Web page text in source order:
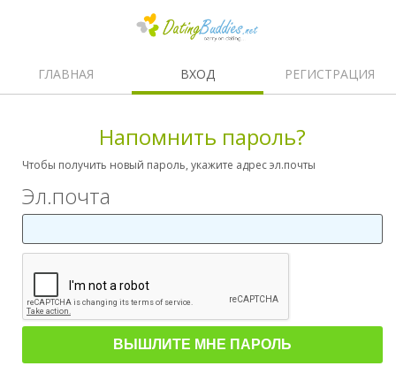
ГЛАВНАЯ ВХОД РЕГИСТРАЦИЯ
Напомнить пароль?
Чтобы получить новый пароль, укажите адрес эл.почты
Эл.почта